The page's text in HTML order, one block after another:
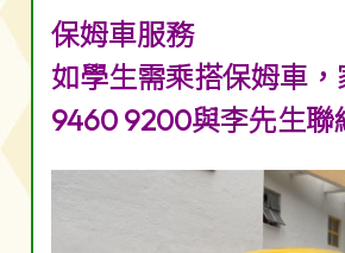
保姆車服務
如學生需乘搭保姆車
9460 9200與李先生聯